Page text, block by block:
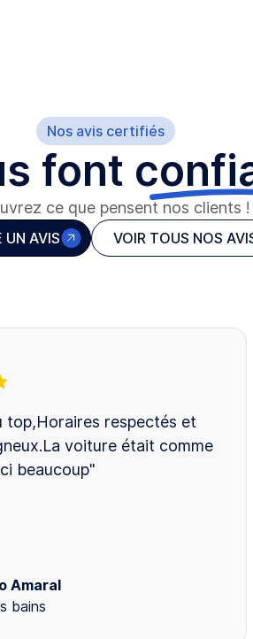
Nos avis certifiés
font
ce que pensent nos clients !
UN AVIS VOIR TOUS NOS
top,Horaires respectés et
voiture était comme
beaucoup"
Amaral
bains